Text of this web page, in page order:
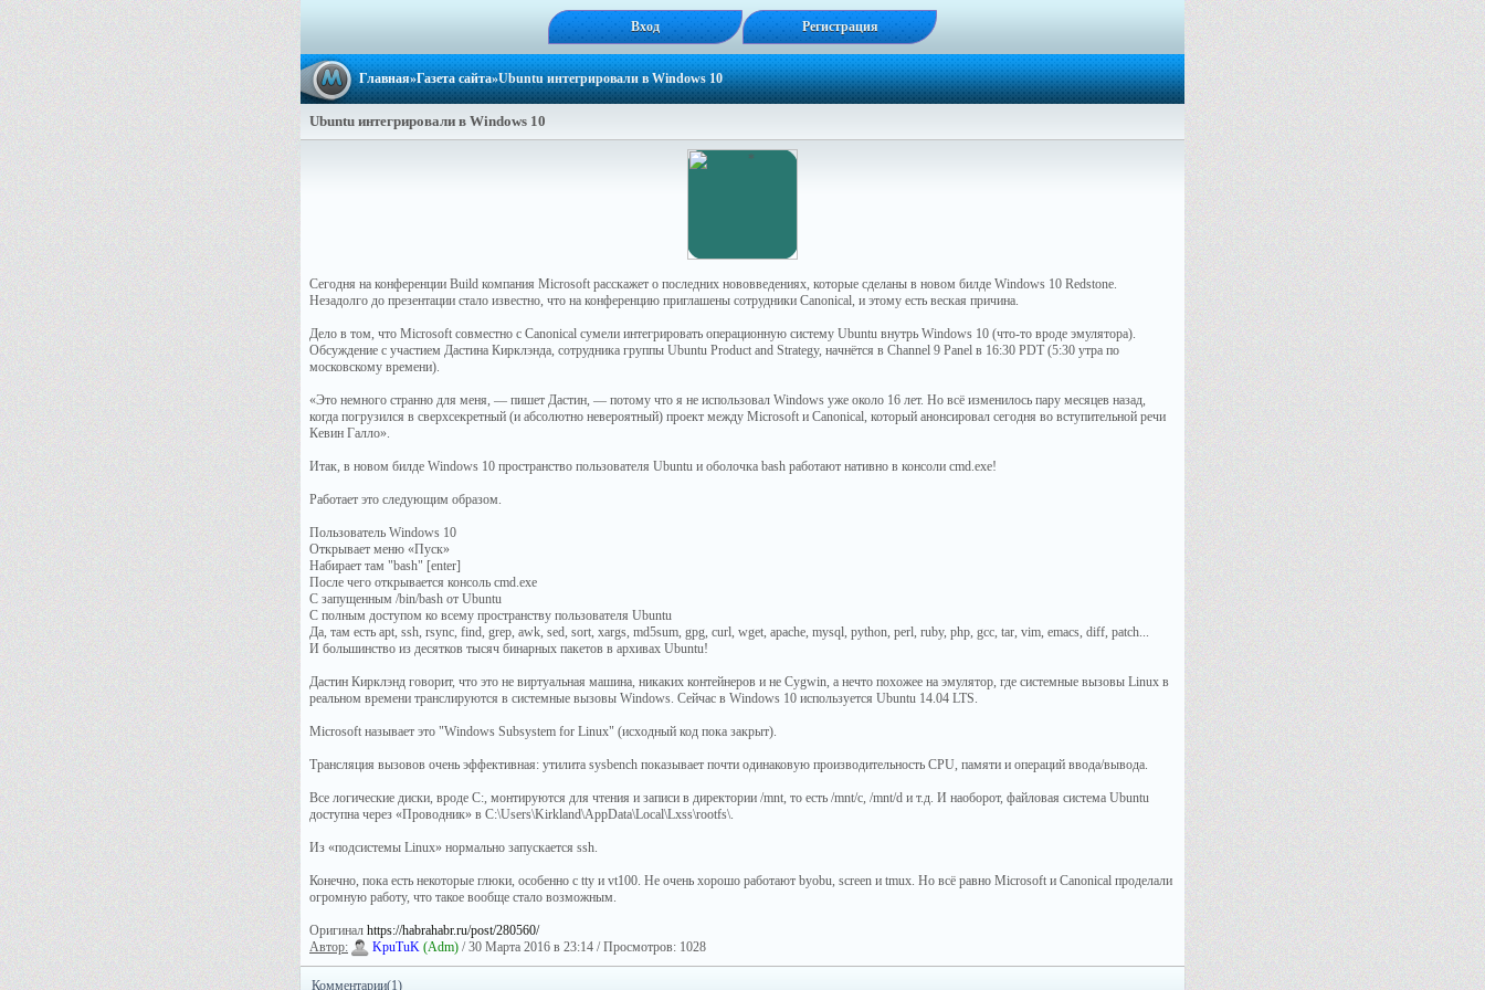
Вход Регистрация
Главная»Газета сайта»Ubuntu интегрировали в Windows 10
Ubuntu интегрировали в Windows 10
Сегодня на конференции Build компания Microsoft расскажет о последних нововведениях, которые сделаны в новом билде Windows 10 Redstone.
Незадолго до презентации стало известно, что на конференцию приглашены сотрудники Canonical, и этому есть веская причина.
Дело в том, что Microsoft совместно с Canonical сумели интегрировать операционную систему Ubuntu внутрь Windows 10 (что-то вроде эмулятора).
Обсуждение с участием Дастина Кирклэнда, сотрудника группы Ubuntu Product and Strategy, начнётся в Channel 9 Panel в 16:30 PDT (5:30 утра по
московскому времени).
«Это немного странно для меня, — пишет Дастин, — потому что я не использовал Windows уже около 16 лет. Но всё изменилось пару месяцев назад,
когда погрузился в сверхсекретный (и абсолютно невероятный) проект между Microsoft и Canonical, который анонсировал сегодня во вступительной речи
Кевин Галло».
Итак, в новом билде Windows 10 пространство пользователя Ubuntu и оболочка bash работают нативно в консоли cmd.exe!
Работает это следующим образом.
Пользователь Windows 10
Открывает меню «Пуск»
Набирает там "bash" [enter]
После чего открывается консоль cmd.exe
С запущенным /bin/bash от Ubuntu
С полным доступом ко всему пространству пользователя Ubuntu
Да, там есть apt, ssh, rsync, find, grep, awk, sed, sort, xargs, md5sum, gpg, curl, wget, apache, mysql, python, perl, ruby, php, gcc, tar, vim, emacs, diff, patch...
И большинство из десятков тысяч бинарных пакетов в архивах Ubuntu!
Дастин Кирклэнд говорит, что это не виртуальная машина, никаких контейнеров и не Cygwin, а нечто похожее на эмулятор, где системные вызовы Linux в
реальном времени транслируются в системные вызовы Windows. Сейчас в Windows 10 используется Ubuntu 14.04 LTS.
Microsoft называет это "Windows Subsystem for Linux" (исходный код пока закрыт).
Трансляция вызовов очень эффективная: утилита sysbench показывает почти одинаковую производительность CPU, памяти и операций ввода/вывода.
Все логические диски, вроде C:, монтируются для чтения и записи в директории /mnt, то есть /mnt/c, /mnt/d и т.д. И наоборот, файловая система Ubuntu
доступна через «Проводник» в C:\Users\Kirkland\AppData\Local\Lxss\rootfs\.
Из «подсистемы Linux» нормально запускается ssh.
Конечно, пока есть некоторые глюки, особенно с tty и vt100. Не очень хорошо работают byobu, screen и tmux. Но всё равно Microsoft и Canonical проделали
огромную работу, что такое вообще стало возможным.
Оригинал https://habrahabr.ru/post/280560/
Автор:
KpuTuK (Adm) / 30 Марта 2016 в 23:14 / Просмотров: 1028
Комментарии(1)